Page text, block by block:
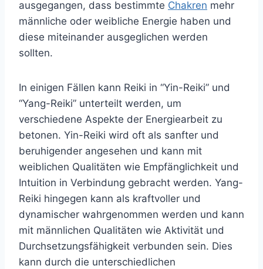
ausgegangen, dass bestimmte Chakren mehr
männliche oder weibliche Energie haben und
diese miteinander ausgeglichen werden
sollten.
In einigen Fällen kann Reiki in “Yin-Reiki” und
“Yang-Reiki” unterteilt werden, um
verschiedene Aspekte der Energiearbeit zu
betonen. Yin-Reiki wird oft als sanfter und
beruhigender angesehen und kann mit
weiblichen Qualitäten wie Empfänglichkeit und
Intuition in Verbindung gebracht werden. Yang-
Reiki hingegen kann als kraftvoller und
dynamischer wahrgenommen werden und kann
mit männlichen Qualitäten wie Aktivität und
Durchsetzungsfähigkeit verbunden sein. Dies
kann durch die unterschiedlichen